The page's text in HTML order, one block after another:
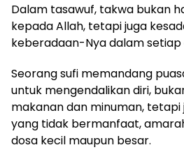
Dalam tasawuf, takwa bukan
kepada Allah, tetapi juga
keberadaan-Nya dalam setiap
Seorang sufi memandang
untuk mengendalikan diri,
makanan dan minuman,
yang tidak bermanfaat,
dosa kecil maupun besar.